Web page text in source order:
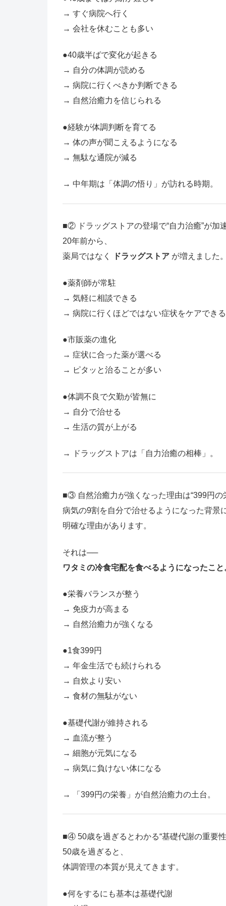
→ すぐ病院へ行く
→ 会社を休むことも多い
●40歳半ばで変化が起きる
→ 自分の体調が読める
→ 病院に行くべきか判断できる
→ 自然治癒力を信じられる
●経験が体調判断を育てる
→ 体の声が聞こえるようになる
→ 無駄な通院が減る
→ 中年期は「体調の悟り」が訪れる時期。
■② ドラッグストアの登場で“自力治癒”が加
20年前から、
薬局ではなく
ドラッグストア が増えました
●薬剤師が常駐
→ 気軽に相談できる
→ 病院に行くほどではない症状をケアできる
●市販薬の進化
→ 症状に合った薬が選べる
→ ピタッと治ることが多い
●体調不良で欠勤が皆無に
→ 自分で治せる
→ 生活の質が上がる
→ ドラッグストアは「自力治癒の相棒」。
■③ 自然治癒力が強くなった理由は“399円の
病気の9割を自分で治せるようになった背景
明確な理由があります。
それは──
ワタミの冷食宅配を食べるようになったこと
●栄養バランスが整う
→ 免疫力が高まる
→ 自然治癒力が強くなる
●1食399円
→ 年金生活でも続けられる
→ 自炊より安い
→ 食材の無駄がない
●基礎代謝が維持される
→ 血流が整う
→ 細胞が元気になる
→ 病気に負けない体になる
→ 「399円の栄養」が自然治癒力の土台。
■④ 50歳を過ぎるとわかる“基礎代謝の重要性
50歳を過ぎると、
体調管理の本質が見えてきます。
●何をするにも基本は基礎代謝